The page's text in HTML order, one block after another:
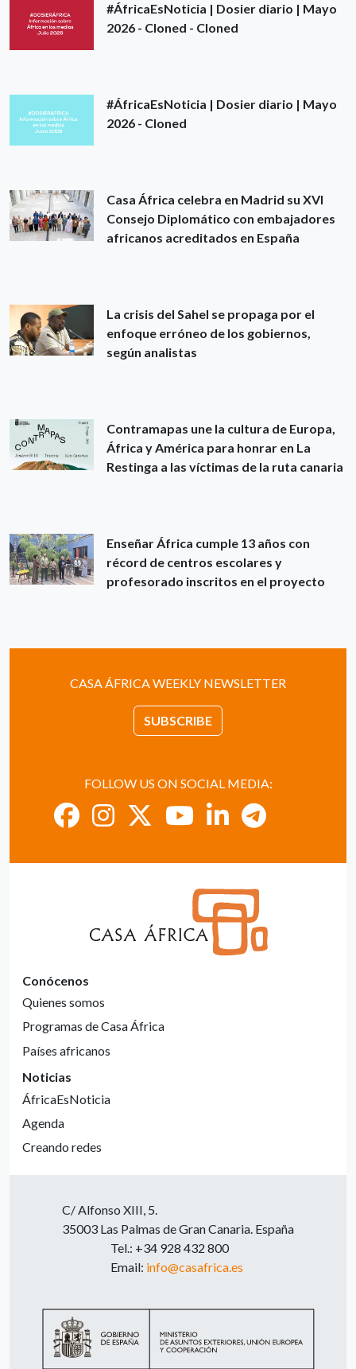
#ÁfricaEsNoticia | Dosier diario | Mayo
2026 - Cloned - Cloned
#ÁfricaEsNoticia | Dosier diario | Mayo
2026 - Cloned
Casa África celebra en Madrid su XVI
Consejo Diplomático con embajadores
africanos acreditados en España
La crisis del Sahel se propaga por el
enfoque erróneo de los gobiernos,
según analistas
Contramapas une la cultura de Europa,
África y América para honrar en La
Restinga a las víctimas de la ruta canaria
Enseñar África cumple 13 años con
récord de centros escolares y
profesorado inscritos en el proyecto
CASA ÁFRICA WEEKLY NEWSLETTER
SUBSCRIBE
FOLLOW US ON SOCIAL MEDIA:
Conócenos
Quienes somos
Programas de Casa África
Países africanos
Noticias
ÁfricaEsNoticia
Agenda
Creando redes
C/ Alfonso XIII, 5.
35003 Las Palmas de Gran Canaria. España
Tel.: +34 928 432 800
Email: info@casafrica.es